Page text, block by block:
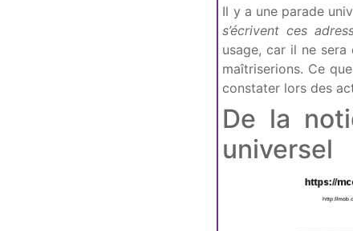
Il y a une parade
s’écrivent ces
usage, car il ne sera
maîtriserions. Ce
constater lors des
De la
universel